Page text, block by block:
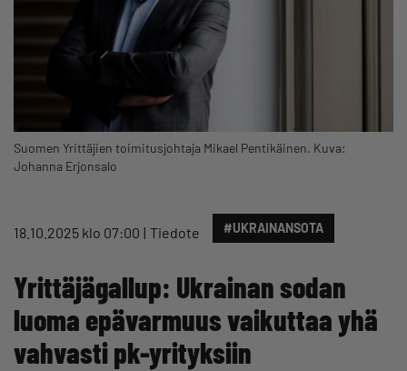
Suomen Yrittäjien toimitusjohtaja Mikael Pentikäinen. Kuva:
Johanna Erjonsalo
18.10.2025 klo 07:00 Tiedote #UKRAINANSOTA
Yrittäjägallup: Ukrainan sodan
luoma epävarmuus vaikuttaa yhä
vahvasti pk-yrityksiin